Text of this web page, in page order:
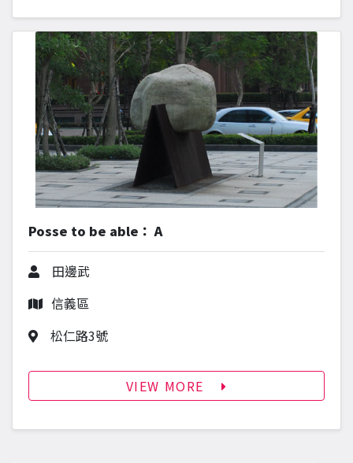
Posse to be able： A
作者
田邊武
行政區
信義區
作品地址
松仁路3號
VIEW MORE